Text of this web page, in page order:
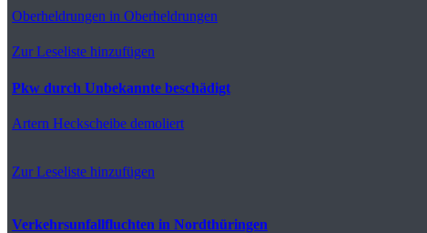
Oberheldrungen in Oberheldrungen
Zur Leseliste hinzufügen
Pkw durch Unbekannte beschädigt
Artern Heckscheibe demoliert
Zur Leseliste hinzufügen
Verkehrsunfallfluchten in Nordthüringen